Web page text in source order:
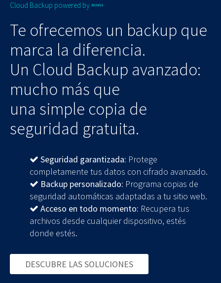
Cloud Backup powered by
Te ofrecemos un backup que
marca la diferencia.
Un Cloud Backup avanzado:
mucho más que
una simple copia de
seguridad gratuita.
Seguridad garantizada: Protege
completamente tus datos con cifrado avanzado.
Backup personalizado: Programa copias de
seguridad automáticas adaptadas a tu sitio web.
Acceso en todo momento: Recupera tus
archivos desde cualquier dispositivo, estés
donde estés.
DESCUBRE LAS SOLUCIONES